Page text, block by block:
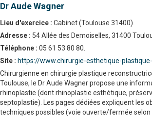
Dr Aude Wagner
Lieu d'exercice : Cabinet (Toulouse 31400).
Adresse : 54 Allée des Demoiselles, 31400
Téléphone : 05 61 53 80 80.
Site : https://www.chirurgie-esthetique-
Chirurgienne en chirurgie plastique
Toulouse, le Dr Aude Wagner propose une
rhinoplastie (dont rhinoplastie esthétique,
septoplastie). Les pages dédiées expliquent les
techniques possibles (voie ouverte/fermée selon